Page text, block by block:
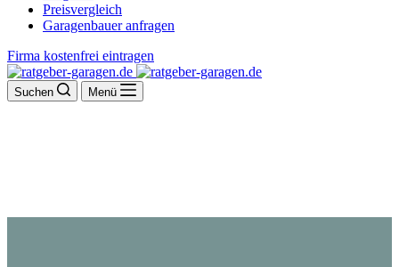
Preisvergleich
Garagenbauer anfragen
Firma kostenfrei eintragen
Suchen Menü